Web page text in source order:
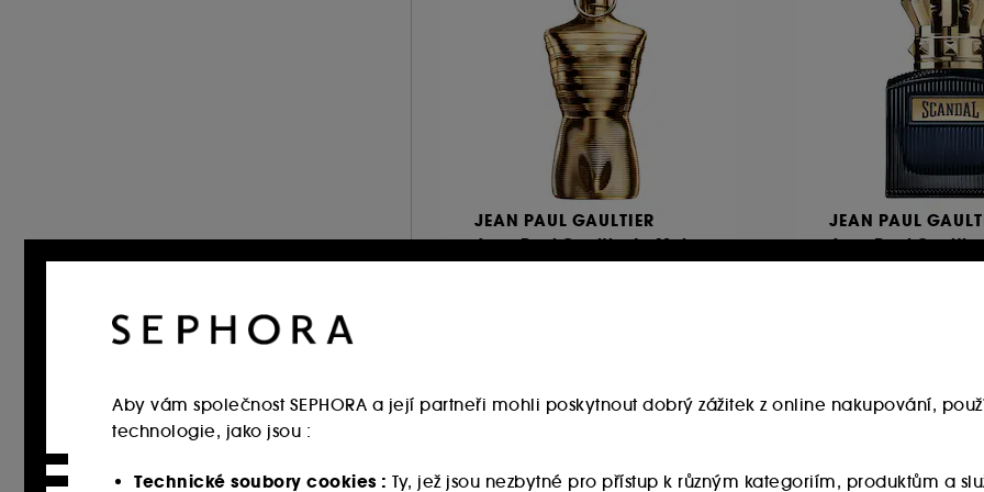
JEAN PAUL GAULTIER
Jean Paul Gaultier Le Male
Elixir Absolu
2 932.00Kč /100ml
JEAN PAUL
Jean Paul
Intense For Him
Aby vám společnost SEPHORA a její partneři mohli poskytnout dobrý zážitek z online nakupování,
technologie, jako jsou :
Technické soubory cookies : Ty, jež jsou nezbytné pro přístup k různým kategoriím, produktům a